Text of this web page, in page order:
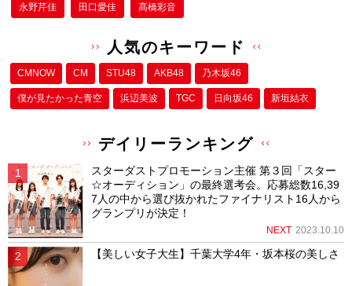
永野芹佳 田口愛佳 髙橋彩⾳
人気のキーワード
CMNOW CM STU48 AKB48 乃木坂46
僕が⾒たかった⻘空 浜辺美波 TGC 日向坂46 新垣結衣
デイリーランキング
スターダストプロモーション主催 第３回「スター
☆オーディション」の最終選考会。応募総数16,39
7人の中から選び抜かれたファイナリスト16人から
グランプリが決定！
NEXT 2023.10.10
【美しい女子大生】千葉大学4年・坂本桜の美しさ